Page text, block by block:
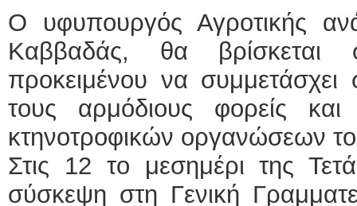
Ο υφυπουργός Αγροτικής
Καββαδάς, θα
προκειμένου να
τους αρμόδιους φορείς
κτηνοτροφικών οργανώσεων
Στις 12 το μεσημέρι της
σύσκεψη στη Γενική
ΚΩΝΣΤΑΝΤΙΝΟΣ Ε.
Holter πίεσης και
Δοκιμασία
υπέρηχος
Μυτιλήνη Βουρνάζων
Γέρα:Παπάδος
Φυσικοθεραπεύτρια
Πτυχιούχος
ΑΤΕΙ Θεσσαλονίκης-
Σύμβαση με ΕΟΠΥΥ
Ασκληπιού 39